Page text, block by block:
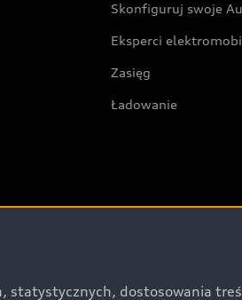
Skonfiguruj swoje
Eksperci
Zasięg
Ładowanie
statystycznych, dostosowania